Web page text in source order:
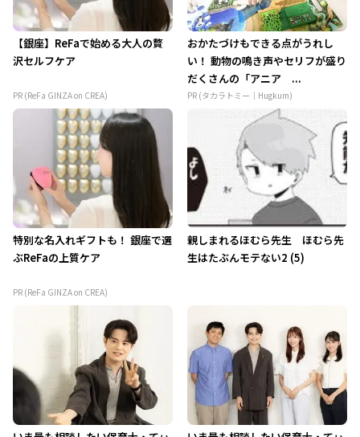
【銀座】ReFaで始める大人の贅
沢セルフケア
PR (ReFa GINZA on CREA)
おかたづけもできる点がうれし
い！ 動物の鳴き声やセリフが盛り
だくさんの「アニア ...
PR (タカラトミー｜Hugkum)
特別な名入れギフトも！ 銀座で選
ぶReFaの上質ケア
PR (ReFa GINZA on CREA)
親しまれるほむら先生 ほむら先
生はたぶんモテない2 (5)